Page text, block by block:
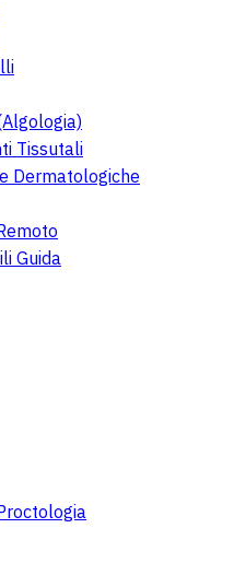
Tissutali
Dermatologiche
Guida